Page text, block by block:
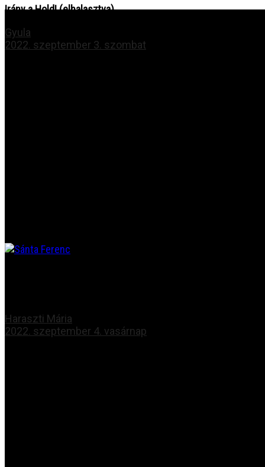
Irány a Hold! (elhalasztva)
Gyula
2022. szeptember 3. szombat
Haraszti Mária
2022. szeptember 4. vasárnap